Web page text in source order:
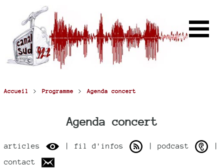
Accueil > Programme > Agenda concert
Agenda concert
articles | fil d'infos | podcast
|
contact